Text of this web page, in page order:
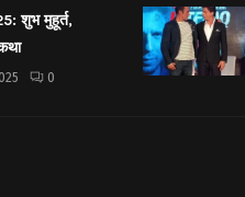
शुभ मुहूर्त,
0